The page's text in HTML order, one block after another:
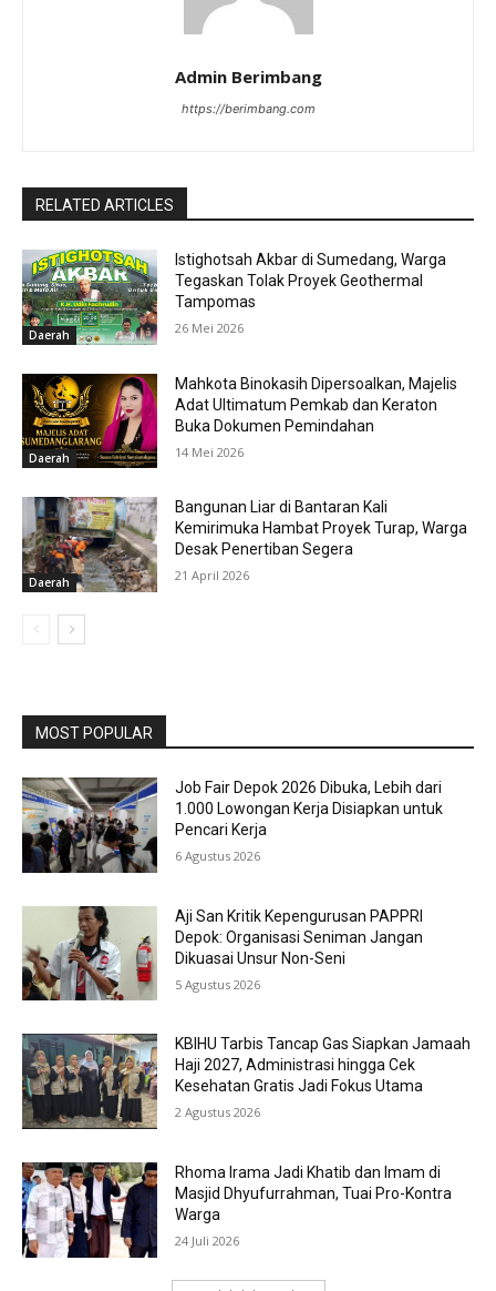
Admin Berimbang
https://berimbang.com
RELATED ARTICLES
Daerah
Istighotsah Akbar di Sumedang, Warga
Tegaskan Tolak Proyek Geothermal
Tampomas
26 Mei 2026
Daerah
Mahkota Binokasih Dipersoalkan, Majelis
Adat Ultimatum Pemkab dan Keraton
Buka Dokumen Pemindahan
14 Mei 2026
Daerah
Bangunan Liar di Bantaran Kali
Kemirimuka Hambat Proyek Turap, Warga
Desak Penertiban Segera
21 April 2026
MOST POPULAR
Job Fair Depok 2026 Dibuka, Lebih dari
1.000 Lowongan Kerja Disiapkan untuk
Pencari Kerja
6 Agustus 2026
Aji San Kritik Kepengurusan PAPPRI
Depok: Organisasi Seniman Jangan
Dikuasai Unsur Non-Seni
5 Agustus 2026
KBIHU Tarbis Tancap Gas Siapkan Jamaah
Haji 2027, Administrasi hingga Cek
Kesehatan Gratis Jadi Fokus Utama
2 Agustus 2026
Rhoma Irama Jadi Khatib dan Imam di
Masjid Dhyufurrahman, Tuai Pro-Kontra
Warga
24 Juli 2026